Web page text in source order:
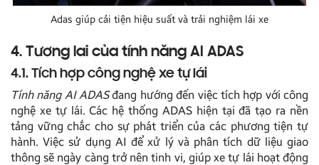
Adas giúp cải tiện hiệu suất và trải nghiệm lái xe
4. Tương lai của tính năng AI ADAS
4.1. Tích hợp công nghệ xe tự lái
Tính năng AI ADASđang hướng đến việc tích hợp với công
nghệ xe tự lái. Các hệ thống ADAS hiện tại đã tạo ra nền
tảng vững chắc cho sự phát triển của các phương tiện tự
hành. Việc sử dụng AI để xử lý và phân tích dữ liệu giao
thông sẽ ngày càng trở nên tinh vi, giúp xe tự lái hoạt động